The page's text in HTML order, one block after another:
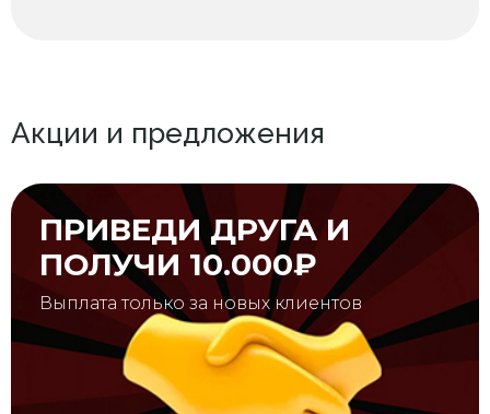
Акции и предложения
ПРИВЕДИ ДРУГА И
ПОЛУЧИ 10.000₽
Выплата только за новых клиентов